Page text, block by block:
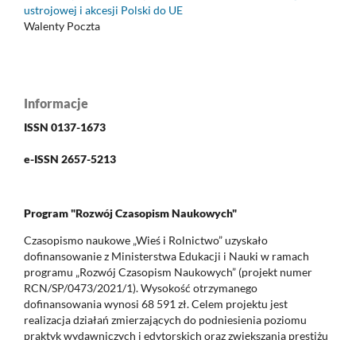
ustrojowej i akcesji Polski do UE
Walenty Poczta
Informacje
ISSN 0137-1673
e-ISSN 2657-5213
Program "Rozwój Czasopism Naukowych"
Czasopismo naukowe „Wieś i Rolnictwo” uzyskało
dofinansowanie z Ministerstwa Edukacji i Nauki w ramach
programu „Rozwój Czasopism Naukowych” (projekt numer
RCN/SP/0473/2021/1). Wysokość otrzymanego
dofinansowania wynosi 68 591 zł. Celem projektu jest
realizacja działań zmierzających do podniesienia poziomu
praktyk wydawniczych i edytorskich oraz zwiększania prestiżu